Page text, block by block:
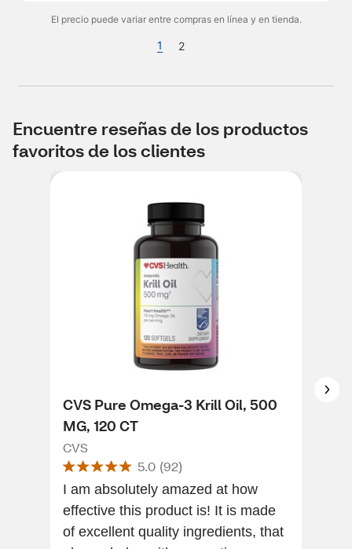
El precio puede variar entre compras en línea y en tienda.
1 2
Encuentre reseñas de los productos
favoritos de los clientes
CVS Pure Omega-3 Krill Oil, 500
MG, 120 CT
CVS
5.0 (92)
I am absolutely amazed at how
effective this product is! It is made
of excellent quality ingredients, that